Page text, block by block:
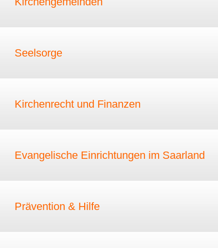
Seelsorge
Kirchenrecht und Finanzen
Evangelische Einrichtungen im Saarland
Prävention & Hilfe